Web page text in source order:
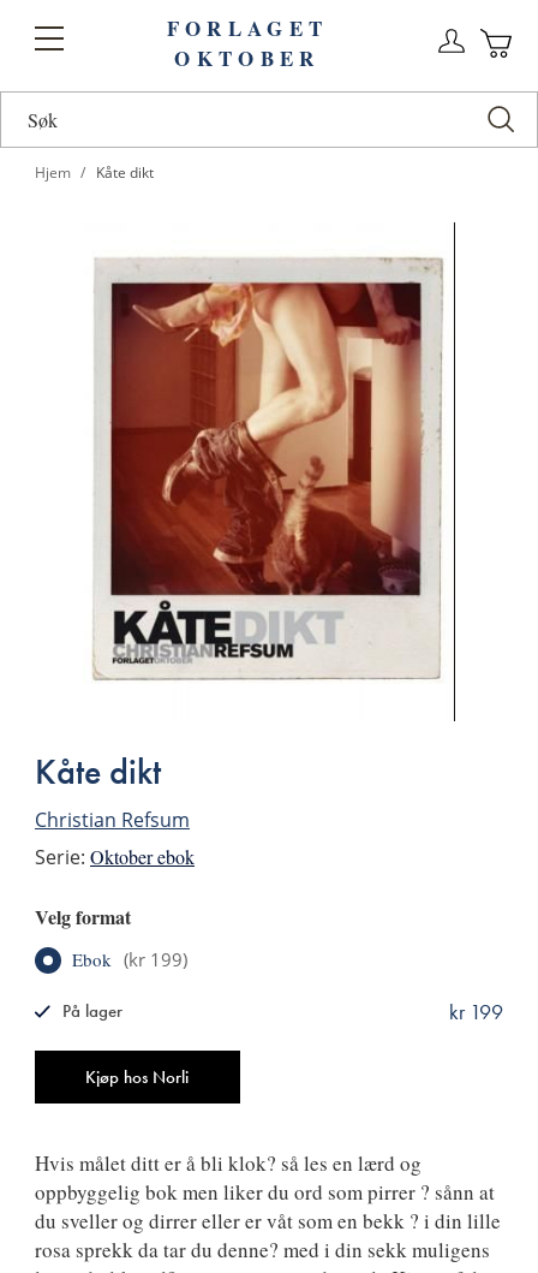
Toggle
FORLAGET
OKTOBER
Hjem Kåte dikt
Kåte dikt
Christian Refsum
Serie: Oktober ebok
Velg format
Ebok (kr 199)
Kjøp hos Norli
kr 199
På lager
Hvis målet ditt er å bli klok? så les en lærd og
oppbyggelig bok men liker du ord som pirrer ? sånn at
du sveller og dirrer eller er våt som en bekk ? i din lille
rosa sprekk da tar du denne? med i din sekk muligens